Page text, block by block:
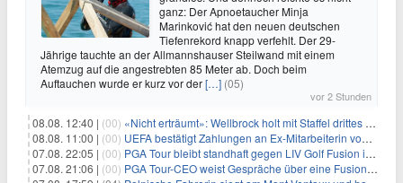
ganz: Der Apnoetaucher Minja
Marinković hat den neuen deutschen
Tiefenrekord knapp verfehlt. Der 29-
Jährige tauchte an der Allmannshauser Steilwand mit einem
Atemzug auf die angestrebten 85 Meter ab. Doch beim
Auftauchen wurde er kurz vor der[…] (05)
vor 2 Stunden
08.08. 12:40 | (00) «Nicht erträumt»: Wellbrock holt mit Staffel drittes EM-Gold
08.08. 11:00 | (00) UEFA bestätigt Zahlungen an Ex-Mitarbeiterin von Infantino
07.08. 22:05 | (00) PGA Tour bleibt standhaft gegen LIV Golf Fusion in einem sich wandelnden Sportumfeld
07.08. 21:06 | (00) PGA Tour-CEO weist Gespräche über eine Fusion mit LIV Golf zurück und bekräftigt die Wettbewerbslandschaft